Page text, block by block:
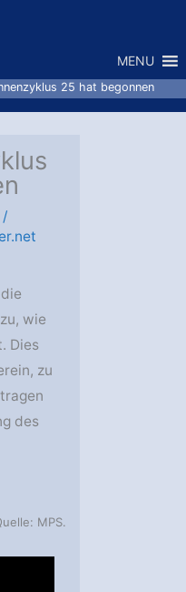
MENU
25 hat begonnen
/
wie
Dies
zu
des
MPS.